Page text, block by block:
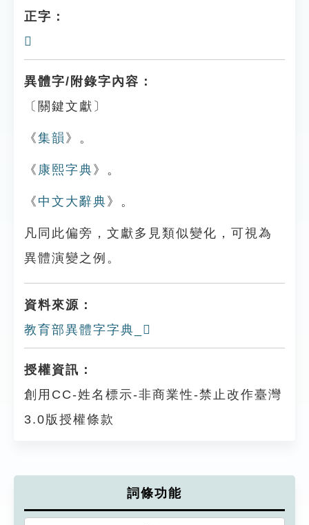
正字：
𥀰
異體字/附錄字內容：
〔關鍵文獻〕
《集韻 》。
《 康熙字典 》。
《 中文大辭典 》。
凡同此偏旁，文獻多見類似變化，可視為
異體演變之例。
資料來源：
教育部異體字字典_𥀥
授權資訊：
創用CC-姓名標示-非商業性-禁止改作臺灣
3.0版授權條款
詞條功能